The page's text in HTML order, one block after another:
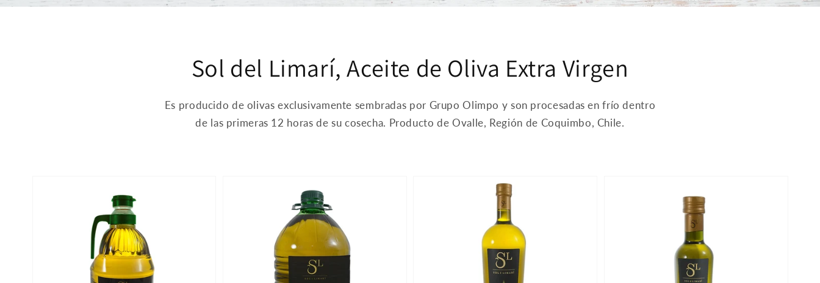
Sol del Limarí, Aceite de Oliva Extra Virgen
Es producido de olivas exclusivamente sembradas por Grupo Olimpo y son procesadas en frío dentro
de las primeras 12 horas de su cosecha. Producto de Ovalle, Región de Coquimbo, Chile.